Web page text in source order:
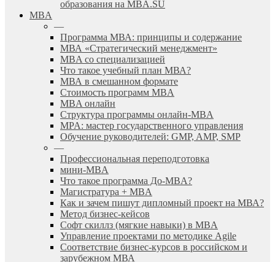
образования на MBA.SU
MBA
—
Программа МВА: принципы и содержание
МВА «Cтратегический менеджмент»
MBA со специализацией
Что такое учебный план МВА?
МВА в смешанном формате
Стоимость программ MBA
MBA онлайн
Cтруктура программы онлайн-MBA
MPA: мастер государственного управления
Обучение руководителей: GMP, AMP, SMP
—
Профессиональная переподготовка
мини-MBA
Что такое программа До-MBA?
Магистратура + MBA
Как и зачем пишут дипломный проект на МВА?
Метод бизнес-кейсов
Софт скиллз (мягкие навыки) в MBA
Управление проектами по методике Agile
Соответствие бизнес-курсов в российском и
зарубежном МВА